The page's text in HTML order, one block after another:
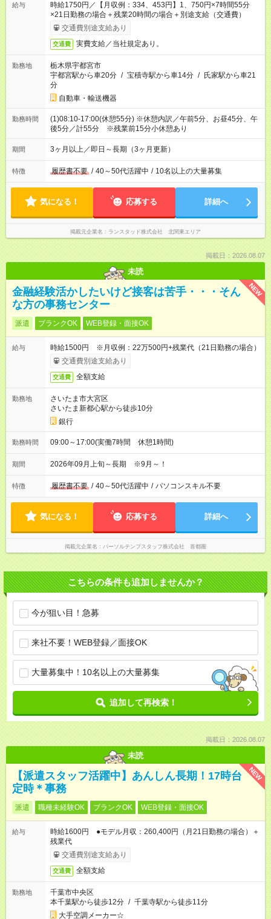
給与
時給1750円／【月収例：334、453円】1、750円×7時間55分
×21日勤務の場合＋残業20時間の場合＋別途支給（交通費）
交通費別途支給あり
交通費 実費支給／当社規定あり。
勤務地
栃木県宇都宮市
宇都宮駅から車20分 / 宝積寺駅から車14分 / 氏家駅から車21
分
自動車・輸送機器
勤務時間
(1)08:10-17:00(休憩55分) ※休憩内訳／午前5分、お昼45分、午
後5分／計55分 ※残業前15分小休憩あり
期間 3ヶ月以上／即日～長期（3ヶ月更新）
特徴 履歴書不要 / 40～50代活躍中 / 10名以上の大量募集
気になる！ 応募する 詳細へ
掲載元企業名 ランスタッド株式会社 北関東エリア
掲載日：2026.08.07
未読
NEW
金融経験活かしたいけど接客は苦手・・・そん
な方の事務センター
派遣 ブランクOK WEB登録・面接OK
給与
時給1500円 ※月収例：22万500円+残業代（21日勤務の場合）
交通費別途支給あり
交通費 全額支給
勤務地
さいたま市大宮区
さいたま新都心駅から徒歩10分
銀行
勤務時間 09:00～17:00(実働7時間 休憩1時間)
期間 2026年09月上旬～長期 ※9月～！
特徴 履歴書不要 / 40～50代活躍中 / パソコンスキル不要
気になる！ 応募する 詳細へ
掲載元企業名 パーソルテンプスタッフ株式会社 首都圏
こちらの条件も追加しませんか？
今が狙い目！急募
来社不要！WEB登録／面接OK
大量募集中！10名以上の大量募集
追加して再検索！
掲載日：2026.08.07
未読
NEW
【派遣スタッフ活躍中】あんしん長期！17時台
定時＊事務
派遣 職種未経験OK ブランクOK WEB登録・面接OK
給与
時給1600円 ●モデル月収：260,400円（月21日勤務の場合）＋
残業代
交通費別途支給あり
交通費 全額支給
勤務地
千葉市中央区
本千葉駅から徒歩12分 / 千葉寺駅から徒歩11分
大手空調メーカー☆